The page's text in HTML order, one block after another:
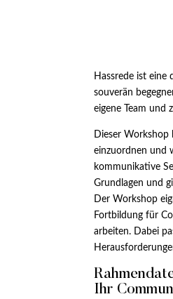
Hassrede ist eine
souverän
eigene Team und
Dieser Workshop
einzuordnen und
kommunikative
Grundlagen und
Der Workshop
Fortbildung für
arbeiten. Dabei
Ihr